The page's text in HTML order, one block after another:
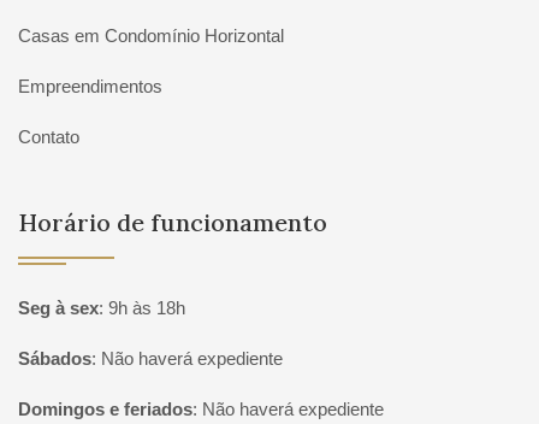
Casas em Condomínio Horizontal
Empreendimentos
Contato
Horário de funcionamento
Seg à sex: 9h às 18h
Sábados: Não haverá expediente
Domingos e feriados: Não haverá expediente